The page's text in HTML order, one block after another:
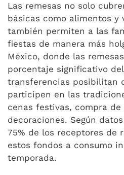
Las remesas no solo
básicas como alimentos y
también permiten a las
fiestas de manera más
México, donde las
porcentaje significativo del
transferencias posibilitan
participen en las
cenas festivas, compra de
decoraciones. Según
75% de los receptores de
estos fondos a consumo
temporada.